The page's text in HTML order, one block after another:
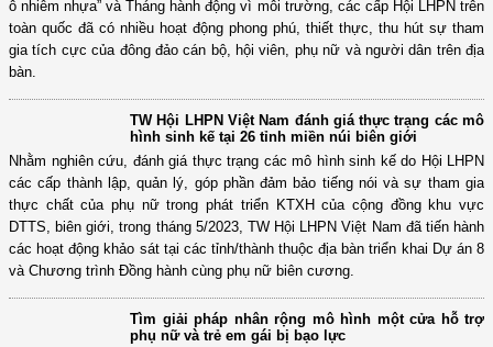
Các cấp Hội sôi nổi hưởng ứng Ngày Môi trường
Thế giới và Tháng hành động vì môi trường
Hưởng ứng Ngày Môi trường Thế giới 5/6/2023 với chủ đề “Giải pháp cho
ô nhiễm nhựa” và Tháng hành động vì môi trường, các cấp Hội LHPN trên
gia tích cực của đông đảo cán bộ, hội viên, phụ nữ và người dân trên địa
TW Hội LHPN Việt Nam đánh giá thực trạng các mô
hình sinh kế tại 26 tỉnh miền núi biên giới
Nhằm nghiên cứu, đánh giá thực trạng các mô hình sinh kế do Hội LHPN
các cấp thành lập, quản lý, góp phần đảm bảo tiếng nói và sự tham gia
thực chất của phụ nữ trong phát triển KTXH của cộng đồng khu vực
các hoạt động khảo sát tại các tỉnh/thành thuộc địa bàn triển khai Dự án 8
và Chương trình Đồng hành cùng phụ nữ biên cương.